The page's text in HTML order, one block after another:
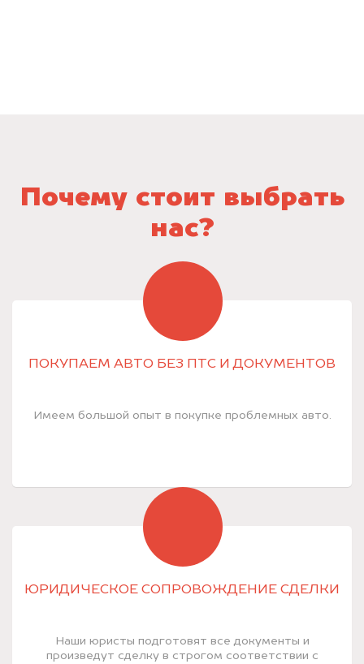
Почему стоит выбрать
нас?
ПОКУПАЕМ АВТО БЕЗ ПТС И ДОКУМЕНТОВ
Имеем большой опыт в покупке проблемных авто.
ЮРИДИЧЕСКОЕ СОПРОВОЖДЕНИЕ СДЕЛКИ
Наши юристы подготовят все документы и
произведут сделку в строгом соответствии с